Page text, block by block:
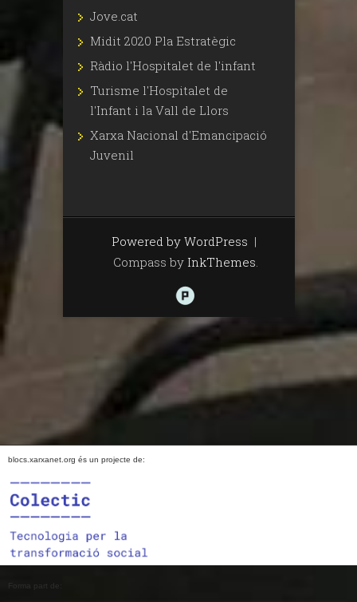
Jove.cat
Midit 2020 Pla Estratègic
Ràdio l'Hospitalet de l'infant
Turisme l'Hospitalet de
l'Infant i la Vall de Llors
Xarxa Nacional d'Emancipació
Juvenil
Powered by WordPress |
Compass by InkThemes
blocs.xarxanet.org és un projecte de:
Forma part de: